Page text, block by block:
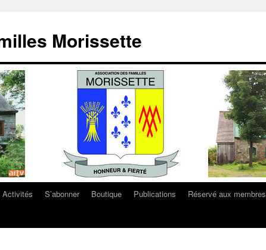
Morissette
Activités S’abonner Boutique Publications Réservé aux membres